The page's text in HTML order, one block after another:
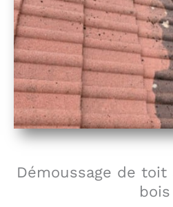
Démoussage de
bois